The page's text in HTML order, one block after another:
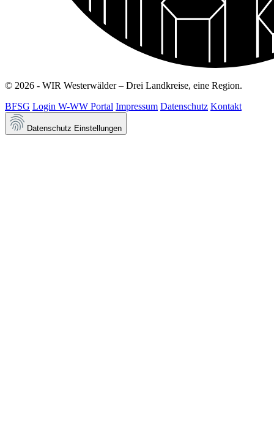
© 2026 - WIR Westerwälder – Drei Landkreise, eine Region.
BFSG Login W-WW Portal Impressum Datenschutz Kontakt
Datenschutz Einstellungen